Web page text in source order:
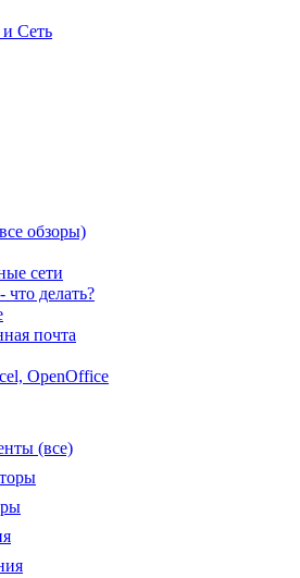
Сеть
обзоры)
сети
делать?
почта
OpenOffice
(все)